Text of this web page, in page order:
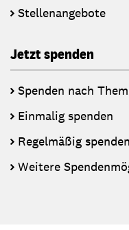
Stellenangebote
Jetzt spenden
Spenden nach
Einmalig spenden
Regelmäßig spenden
Weitere